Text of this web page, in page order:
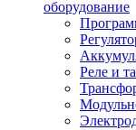
оборудование
Реле и